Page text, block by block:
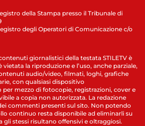
della Stampa presso il Tribunale di
degli Operatori di Comunicazione c/o
giornalistici della testata STILETV è
vietata la riproduzione e l’uso, anche parziale,
audio/video, filmati, loghi, grafiche
con qualsiasi dispositivo
mezzo di fotocopie, registrazioni, cover e
a copia non autorizzata. La redazione
commenti presenti sul sito. Non potendo
continuo resta disponibile ad eliminarli su
gli stessi risultano offensivi e oltraggiosi.